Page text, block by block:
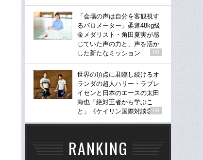
「会場の声は自分を客観視す
るバロメーター」柔道48kg級
金メダリスト・角田夏実が感
じていた声の力と、声を活か
した新たなミッション
PR
世界の頂点に君臨し続けるオ
ランダの超人ハリー・ラブレ
イセンと日本のエースの太田
海也「絶対王者から学ぶこ
と」《ケイリン国際対談②》
PR
RANKING